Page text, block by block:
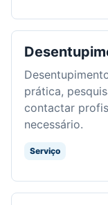
prática,
contactar
necessário.
Serviço